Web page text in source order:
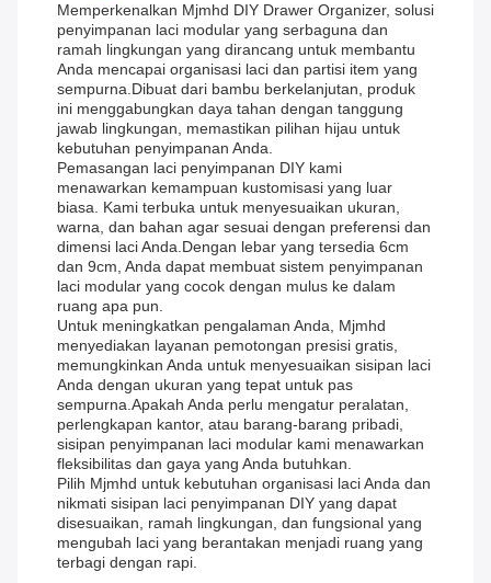
Memperkenalkan Mjmhd DIY Drawer Organizer, solusi
penyimpanan laci modular yang serbaguna dan
ramah lingkungan yang dirancang untuk membantu
Anda mencapai organisasi laci dan partisi item yang
sempurna.Dibuat dari bambu berkelanjutan, produk
ini menggabungkan daya tahan dengan tanggung
jawab lingkungan, memastikan pilihan hijau untuk
kebutuhan penyimpanan Anda.
Pemasangan laci penyimpanan DIY kami
menawarkan kemampuan kustomisasi yang luar
biasa. Kami terbuka untuk menyesuaikan ukuran,
warna, dan bahan agar sesuai dengan preferensi dan
dimensi laci Anda.Dengan lebar yang tersedia 6cm
dan 9cm, Anda dapat membuat sistem penyimpanan
laci modular yang cocok dengan mulus ke dalam
ruang apa pun.
Untuk meningkatkan pengalaman Anda, Mjmhd
menyediakan layanan pemotongan presisi gratis,
memungkinkan Anda untuk menyesuaikan sisipan laci
Anda dengan ukuran yang tepat untuk pas
sempurna.Apakah Anda perlu mengatur peralatan,
perlengkapan kantor, atau barang-barang pribadi,
sisipan penyimpanan laci modular kami menawarkan
fleksibilitas dan gaya yang Anda butuhkan.
Pilih Mjmhd untuk kebutuhan organisasi laci Anda dan
nikmati sisipan laci penyimpanan DIY yang dapat
disesuaikan, ramah lingkungan, dan fungsional yang
mengubah laci yang berantakan menjadi ruang yang
terbagi dengan rapi.